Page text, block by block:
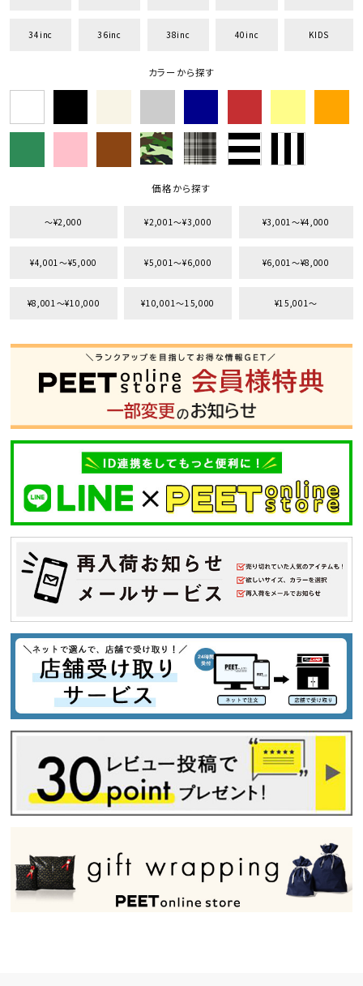
34inc 36inc 38inc 40inc KIDS
カラーから探す
価格から探す
〜¥2,000 ¥2,001〜¥3,000 ¥3,001〜¥4,000
¥4,001〜¥5,000 ¥5,001〜¥6,000 ¥6,001〜¥8,000
¥8,001〜¥10,000 ¥10,001〜15,000 ¥15,001〜